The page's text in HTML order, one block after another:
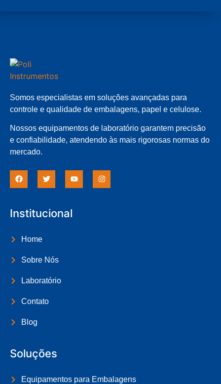
Somos especialistas em soluções avançadas para
controle e qualidade de embalagens, papel e celulose.
Nossos equipamentos de laboratório garantem precisão
e confiabilidade, atendendo às mais rigorosas normas do
mercado.
Institucional
Home
Sobre Nós
Laboratório
Contato
Blog
Soluções
Equipamentos para Embalagens